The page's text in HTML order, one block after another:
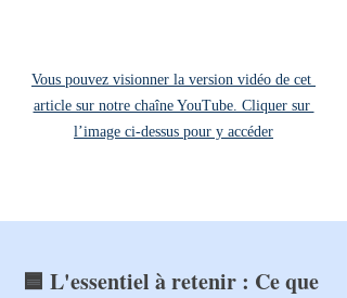
Vous pouvez visionner la version vidéo de cet
article sur notre chaîne YouTube. Cliquer sur
l’image ci-dessus pour y accéder
🟦 L'essentiel à retenir : Ce que